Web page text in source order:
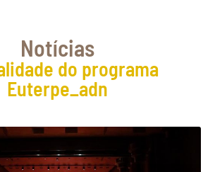
Notícias
do programa
Euterpe_adn